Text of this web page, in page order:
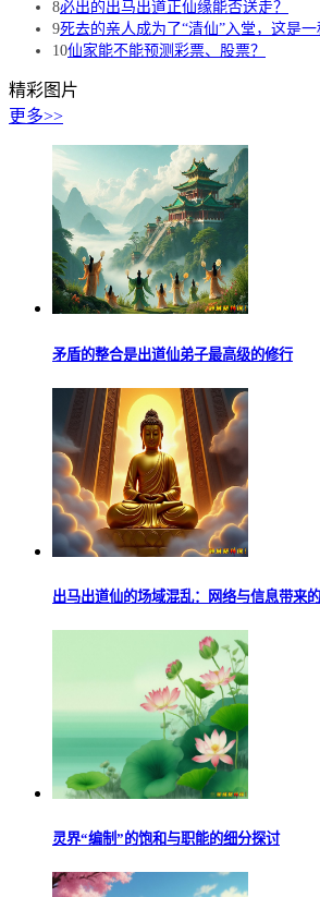
8必出的出马出道正仙缘能否送走？
9死去的亲人成为了“清仙”入堂，这是一
10仙家能不能预测彩票、股票？
精彩图片
更多>>
矛盾的整合是出道仙弟子最高级的修行
出马出道仙的场域混乱：网络与信息带来
灵界“编制”的饱和与职能的细分探讨